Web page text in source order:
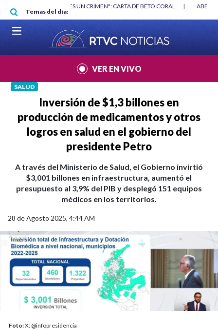
Pasar al contenido principal
Temas del día:
"HABLAR NO ES UN CRIMEN": CARTA DE BETO CORAL |
VER EN VIVO
SALUD
Inversión de $1,3 billones en
producción de medicamentos y otros
logros en salud en el gobierno del
presidente Petro
A través del Ministerio de Salud, el Gobierno invirtió
$3,001 billones en infraestructura, aumentó el
presupuesto al 3,9% del PIB y desplegó 151 equipos
médicos en los territorios.
28 de Agosto 2025, 4:44 AM
Foto:X: @infopresidencia